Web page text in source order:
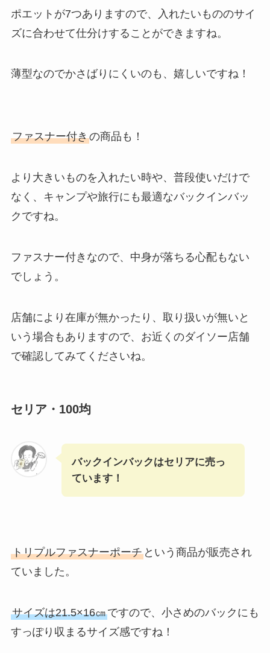
ポエットが7つありますので、入れたいもののサイ
ズに合わせて仕分けすることができますね。
薄型なのでかさばりにくいのも、嬉しいですね！
ファスナー付きの商品も！
より大きいものを入れたい時や、普段使いだけで
なく、キャンプや旅行にも最適なバックインバッ
クですね。
ファスナー付きなので、中身が落ちる心配もない
でしょう。
店舗により在庫が無かったり、取り扱いが無いと
いう場合もありますので、お近くのダイソー店舗
で確認してみてくださいね。
セリア・100均
バックインバックはセリアに売っ
ています！
トリプルファスナーポーチという商品が販売され
ていました。
サイズは21.5×16㎝ですので、小さめのバックにも
すっぽり収まるサイズ感ですね！